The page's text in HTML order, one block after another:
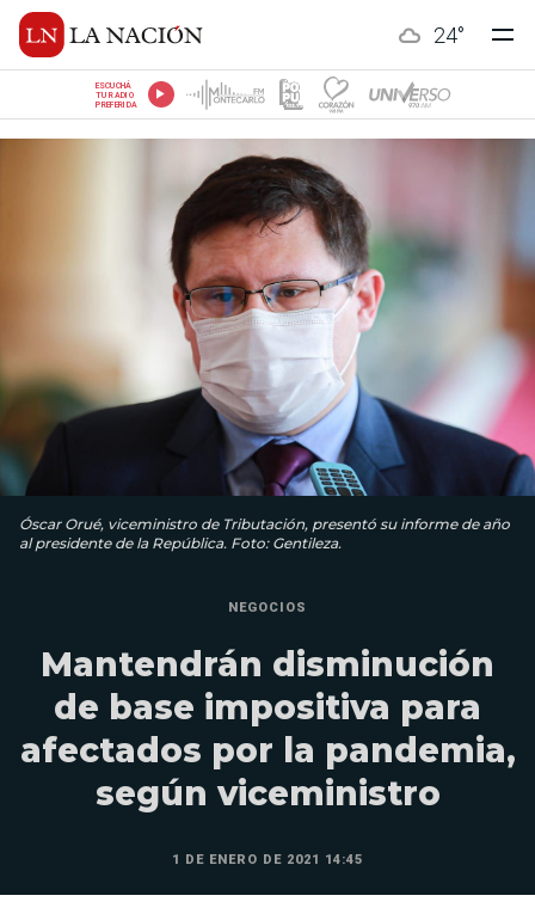
24°
ESCUCHÁ
TU RADIO
PREFERIDA
Óscar Orué, viceministro de Tributación, presentó su informe de año
al presidente de la República. Foto: Gentileza.
NEGOCIOS
Mantendrán disminución
de base impositiva para
afectados por la pandemia,
según viceministro
1 DE ENERO DE 2021 14:45